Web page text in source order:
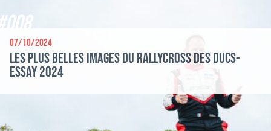
07/10/2024
Les plus belles images du Rallycross des Ducs-
Essay 2024